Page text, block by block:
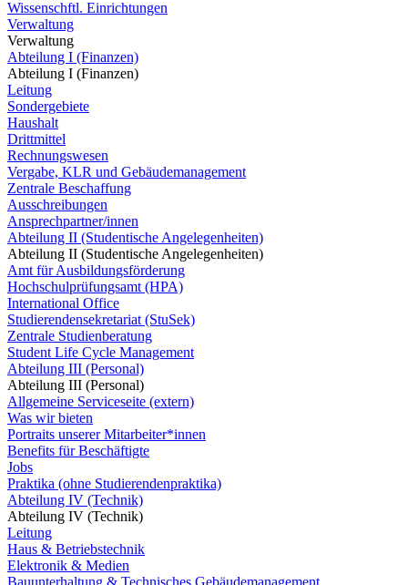
Wissenschftl. Einrichtungen
Verwaltung
Verwaltung
Abteilung I (Finanzen)
Abteilung I (Finanzen)
Leitung
Sondergebiete
Haushalt
Drittmittel
Rechnungswesen
Vergabe, KLR und Gebäudemanagement
Zentrale Beschaffung
Ausschreibungen
Ansprechpartner/innen
Abteilung II (Studentische Angelegenheiten)
Abteilung II (Studentische Angelegenheiten)
Amt für Ausbildungsförderung
Hochschulprüfungsamt (HPA)
International Office
Studierendensekretariat (StuSek)
Zentrale Studienberatung
Student Life Cycle Management
Abteilung III (Personal)
Abteilung III (Personal)
Allgemeine Serviceseite (extern)
Was wir bieten
Portraits unserer Mitarbeiter*innen
Benefits für Beschäftigte
Jobs
Praktika (ohne Studierendenpraktika)
Abteilung IV (Technik)
Abteilung IV (Technik)
Leitung
Haus & Betriebstechnik
Elektronik & Medien
Bauunterhaltung & Technisches Gebäudemanagement